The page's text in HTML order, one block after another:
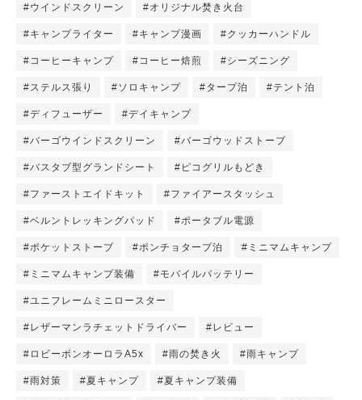
#ウインドスクリーン #オリジナル焚き火台
#キャンプライター #キャンプ漫画 #クッカーハンドル
#コーヒーキャンプ #コーヒー焙煎 #シーズニング
#ステルス張り #ソロキャンプ #タープ泊 #テント泊
#ディフューザー #デイキャンプ
#バーゴウインドスクリーン #バーゴウッドストーブ
#バスタブ型グランドシート #ピコグリルもどき
#ファーストエイドキット #ファイアースタッシュ
#ベルントレッキングパッド #ポータブル電源
#ポケットストーブ #ポンチョタープ泊 #ミニマムキャンプ
#ミニマムキャンプ装備 #モバイルバッテリー
#ユニフレームミニロースター
#レザーマンラチェットドライバー #レビュー
#ロビーボンオーロラA5x #雨の焚き火 #雨キャンプ
#雨対策 #夏キャンプ #夏キャンプ装備